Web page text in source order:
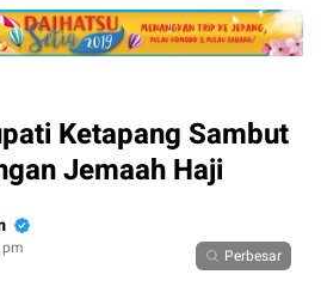
Ketapang Sambut
Jemaah Haji
Perbesar